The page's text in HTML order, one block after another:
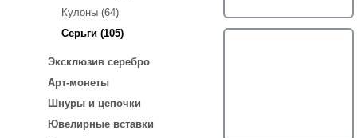
Кулоны (64)
Серьги (105)
Эксклюзив серебро
Арт-монеты
Шнуры и цепочки
Ювелирные вставки